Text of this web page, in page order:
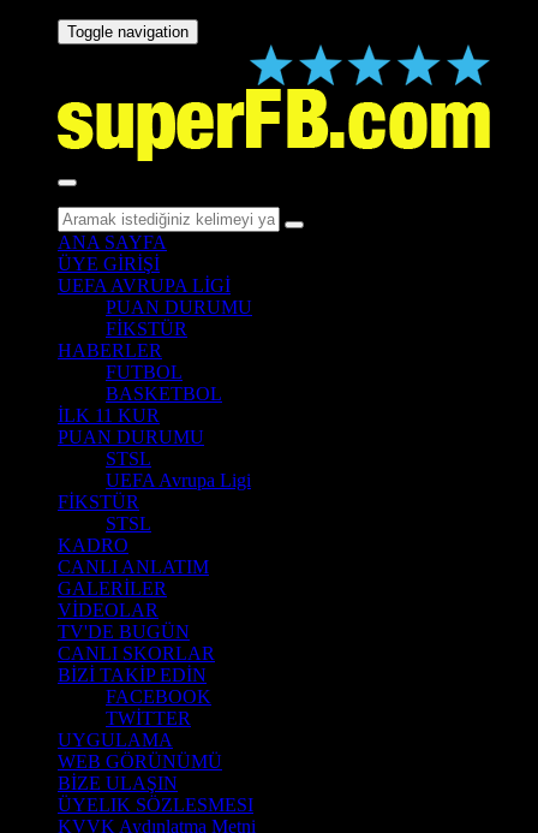
Toggle navigation
ANA SAYFA
ÜYE GİRİŞİ
UEFA AVRUPA LİGİ
PUAN DURUMU
FİKSTÜR
HABERLER
FUTBOL
BASKETBOL
İLK 11 KUR
PUAN DURUMU
STSL
UEFA Avrupa Ligi
FİKSTÜR
STSL
KADRO
CANLI ANLATIM
GALERİLER
VİDEOLAR
TV'DE BUGÜN
CANLI SKORLAR
BİZİ TAKİP EDİN
FACEBOOK
TWİTTER
UYGULAMA
WEB GÖRÜNÜMÜ
BİZE ULAŞIN
ÜYELIK SÖZLESMESI
KVVK Aydınlatma Metni